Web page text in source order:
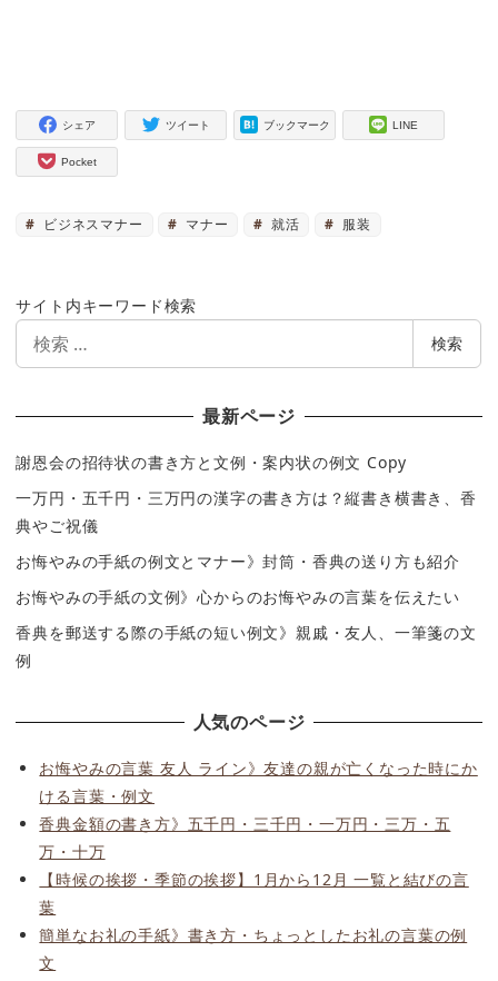
シェア ツイート ブックマーク LINE
Pocket
ビジネスマナー マナー 就活 服装
サイト内キーワード検索
索
検索
最新ページ
謝恩会の招待状の書き方と文例・案内状の例文 Copy
一万円・五千円・三万円の漢字の書き方は？縦書き横書き、香
典やご祝儀
お悔やみの手紙の例文とマナー》封筒・香典の送り方も紹介
お悔やみの手紙の文例》心からのお悔やみの言葉を伝えたい
香典を郵送する際の手紙の短い例文》親戚・友人、一筆箋の文
例
人気のページ
お悔やみの言葉 友人 ライン》友達の親が亡くなった時にか
ける言葉・例文
香典金額の書き方》五千円・三千円・一万円・三万・五
万・十万
【時候の挨拶・季節の挨拶】1月から12月 一覧と結びの言
葉
簡単なお礼の手紙》書き方・ちょっとしたお礼の言葉の例
文